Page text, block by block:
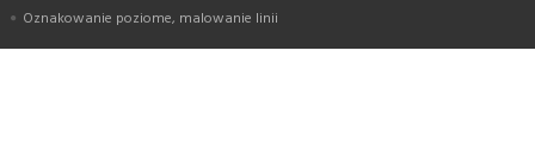
Oznakowanie poziome, malowanie linii
Znaki i tablice drogowe